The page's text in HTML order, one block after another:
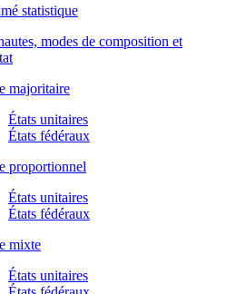
statistique
modes de composition et
majoritaire
États unitaires
États fédéraux
proportionnel
États unitaires
États fédéraux
mixte
États unitaires